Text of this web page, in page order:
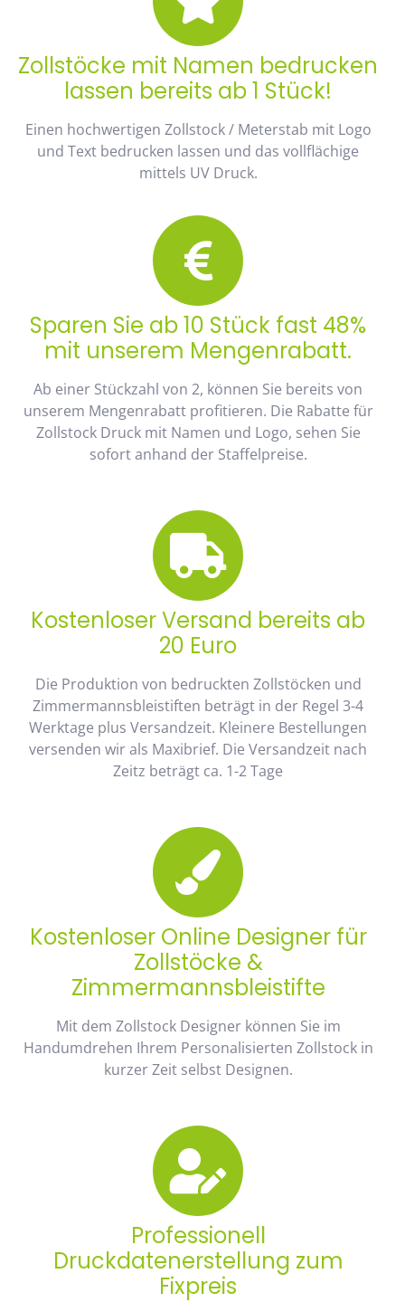
Zollstöcke mit Namen bedrucken
lassen bereits ab 1 Stück!
Einen hochwertigen Zollstock / Meterstab mit Logo
und Text bedrucken lassen und das vollflächige
mittels UV Druck.
Sparen Sie ab 10 Stück fast 48%
mit unserem Mengenrabatt.
Ab einer Stückzahl von 2, können Sie bereits von
unserem Mengenrabatt profitieren. Die Rabatte für
Zollstock Druck mit Namen und Logo, sehen Sie
sofort anhand der Staffelpreise.
Kostenloser Versand bereits ab
20 Euro
Die Produktion von bedruckten Zollstöcken und
Zimmermannsbleistiften beträgt in der Regel 3-4
Werktage plus Versandzeit. Kleinere Bestellungen
versenden wir als Maxibrief. Die Versandzeit nach
Zeitz beträgt ca. 1-2 Tage
Kostenloser Online Designer für
Zollstöcke &
Zimmermannsbleistifte
Mit dem Zollstock Designer können Sie im
Handumdrehen Ihrem Personalisierten Zollstock in
kurzer Zeit selbst Designen.
Professionell
Druckdatenerstellung zum
Fixpreis